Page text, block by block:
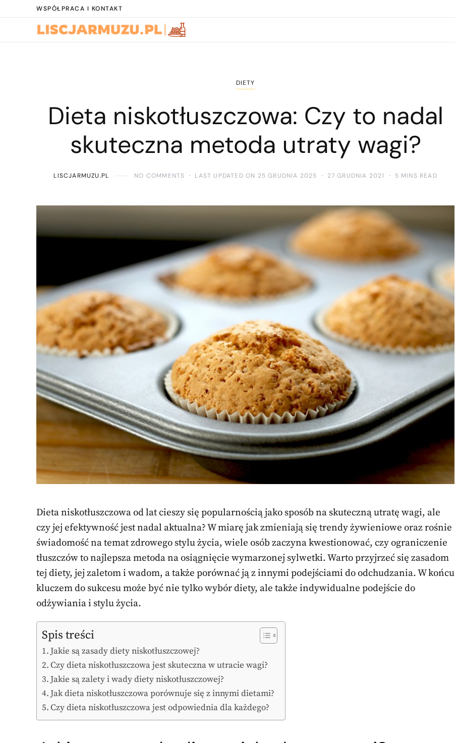
WSPÓŁPRACA I KONTAKT
DIETY
Dieta niskotłuszczowa: Czy to nadal
skuteczna metoda utraty wagi?
LISCJARMUZU.PL NO COMMENTS LAST UPDATED ON 25 GRUDNIA 2025 27 GRUDNIA 2021 5 MINS READ
Dieta niskotłuszczowa od lat cieszy się popularnością jako sposób na skuteczną utratę wagi, ale
czy jej efektywność jest nadal aktualna? W miarę jak zmieniają się trendy żywieniowe oraz rośnie
świadomość na temat zdrowego stylu życia, wiele osób zaczyna kwestionować, czy ograniczenie
tłuszczów to najlepsza metoda na osiągnięcie wymarzonej sylwetki. Warto przyjrzeć się zasadom
tej diety, jej zaletom i wadom, a także porównać ją z innymi podejściami do odchudzania. W końcu
kluczem do sukcesu może być nie tylko wybór diety, ale także indywidualne podejście do
odżywiania i stylu życia.
Spis treści
Jakie są zasady diety niskotłuszczowej?
Czy dieta niskotłuszczowa jest skuteczna w utracie wagi?
Jakie są zalety i wady diety niskotłuszczowej?
Jak dieta niskotłuszczowa porównuje się z innymi dietami?
Czy dieta niskotłuszczowa jest odpowiednia dla każdego?